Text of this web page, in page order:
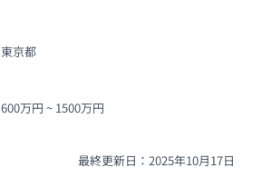
東京都
600万円 ~ 1500万円
最終更新日：2025年10月17日